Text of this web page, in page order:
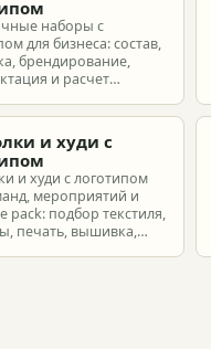
наборы с
для бизнеса: состав,
брендирование,
и расчет
бюджеты.
и худи с
и худи с логотипом
мероприятий и
pack: подбор текстиля,
печать, вышивка,